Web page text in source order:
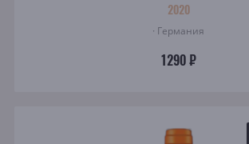
2020
· Германия
1290 ₽